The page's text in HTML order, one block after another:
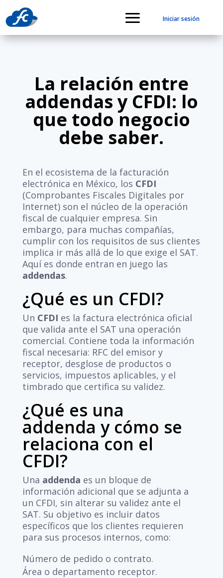
Iniciar sesión
La relación entre
addendas y CFDI: lo
que todo negocio
debe saber.
En el ecosistema de la facturación
electrónica en México, los CFDI
(Comprobantes Fiscales Digitales por
Internet) son el núcleo de la operación
fiscal de cualquier empresa. Sin
embargo, para muchas compañías,
cumplir con los requisitos de sus clientes
implica ir más allá de lo que exige el SAT.
Aquí es donde entran en juego las
addendas.
¿Qué es un CFDI?
Un CFDI es la factura electrónica oficial
que valida ante el SAT una operación
comercial. Contiene toda la información
fiscal necesaria: RFC del emisor y
receptor, desglose de productos o
servicios, impuestos aplicables, y el
timbrado que certifica su validez.
¿Qué es una
addenda y cómo se
relaciona con el
CFDI?
Una addenda es un bloque de
información adicional que se adjunta a
un CFDI, sin alterar su validez ante el
SAT. Su objetivo es incluir datos
específicos que los clientes requieren
para sus procesos internos, como:
Número de pedido o contrato.
Área o departamento receptor.